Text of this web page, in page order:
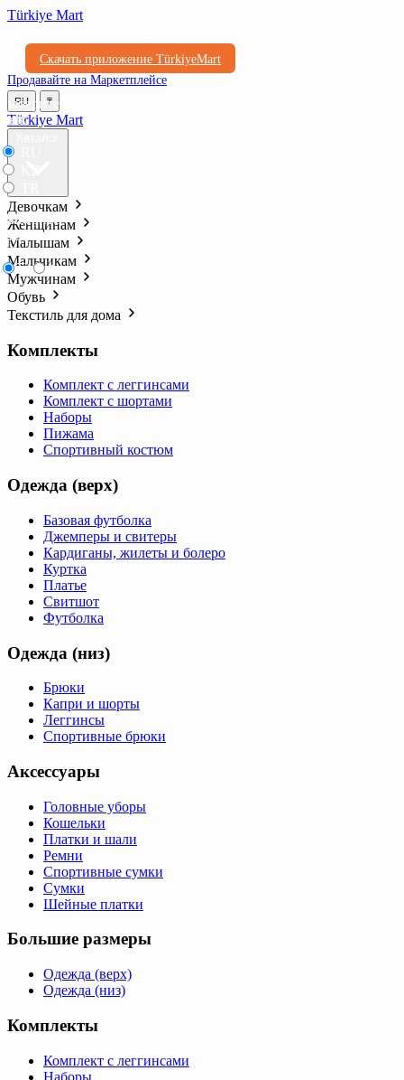
Türkiye Mart
Скачать приложение TürkiyeMart
Продавайте на Маркетплейсе
RU ₸
₸ ₺l
Türkiye Mart
Девочкам
Женщинам
Малышам
Мальчикам
Мужчинам
Обувь
Текстиль для дома
Комплекты
Комплект с леггинсами
Комплект с шортами
Наборы
Пижама
Спортивный костюм
Одежда (верх)
Базовая футболка
Джемперы и свитеры
Кардиганы, жилеты и болеро
Куртка
Платье
Свитшот
Футболка
Одежда (низ)
Брюки
Капри и шорты
Леггинсы
Спортивные брюки
Аксессуары
Головные уборы
Кошельки
Платки и шали
Ремни
Спортивные сумки
Сумки
Шейные платки
Большие размеры
Одежда (верх)
Одежда (низ)
Комплекты
Комплект с леггинсами
Наборы